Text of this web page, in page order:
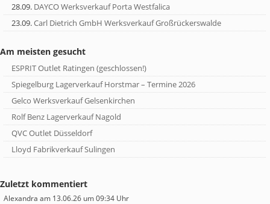
28.09. DAYCO Werksverkauf Porta Westfalica
23.09.Carl Dietrich GmbH Werksverkauf Großrückerswalde
Am meisten gesucht
ESPRIT Outlet Ratingen (geschlossen!)
Spiegelburg Lagerverkauf Horstmar – Termine 2026
Gelco Werksverkauf Gelsenkirchen
Rolf Benz Lagerverkauf Nagold
QVC Outlet Düsseldorf
Lloyd Fabrikverkauf Sulingen
Zuletzt kommentiert
Alexandra am 13.06.26 um 09:34 Uhr